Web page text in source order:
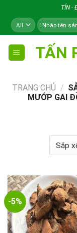
content
TÍN -
Tìm
kiếm:
TẤN
TRANG CHỦ /
MƯỚP GAI
-5%